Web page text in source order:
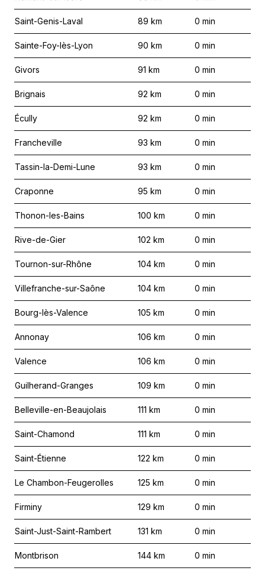
Saint-Genis-Laval 89 km 0 min
Sainte-Foy-lès-Lyon 90 km 0 min
Givors 91 km 0 min
Brignais 92 km 0 min
Écully 92 km 0 min
Francheville 93 km 0 min
Tassin-la-Demi-Lune 93 km 0 min
Craponne 95 km 0 min
Thonon-les-Bains 100 km 0 min
Rive-de-Gier 102 km 0 min
Tournon-sur-Rhône 104 km 0 min
Villefranche-sur-Saône 104 km 0 min
Bourg-lès-Valence 105 km 0 min
Annonay 106 km 0 min
Valence 106 km 0 min
Guilherand-Granges 109 km 0 min
Belleville-en-Beaujolais 111 km 0 min
Saint-Chamond 111 km 0 min
Saint-Étienne 122 km 0 min
Le Chambon-Feugerolles 125 km 0 min
Firminy 129 km 0 min
Saint-Just-Saint-Rambert 131 km 0 min
Montbrison 144 km 0 min